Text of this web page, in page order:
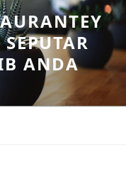
ANDA